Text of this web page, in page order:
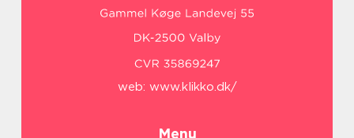
web: www.klikko.dk/
Menu